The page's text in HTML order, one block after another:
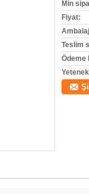
Min
Fiyat:
Teslim
Ödeme